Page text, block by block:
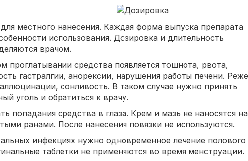
местного нанесения. Каждая форма выпуска препарата
использования. Дозировка и длительность
врачом.
проглатывании средства появляется тошнота, рвота,
гастралгии, анорексии, нарушения работы печени. Реже
сонливость. В таком случае нужно принять
уголь и обратиться к врачу.
попадания средства в глаза. Крем и мазь не наносятся на
ранами. После нанесения повязки не используются.
инфекциях нужно одновременное лечение полового
таблетки не применяются во время менструации.